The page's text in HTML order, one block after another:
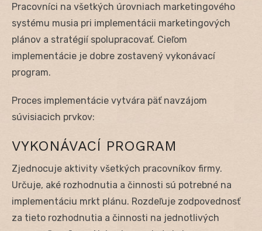
Pracovníci na všetkých úrovniach marketingového
systému musia pri implementácii marketingových
plánov a stratégií spolupracovať. Cieľom
implementácie je dobre zostavený vykonávací
program.
Proces implementácie vytvára päť navzájom
súvisiacich prvkov:
VYKONÁVACÍ PROGRAM
Zjednocuje aktivity všetkých pracovníkov firmy.
Určuje, aké rozhodnutia a činnosti sú potrebné na
implementáciu mrkt plánu. Rozdeľuje zodpovednosť
za tieto rozhodnutia a činnosti na jednotlivých